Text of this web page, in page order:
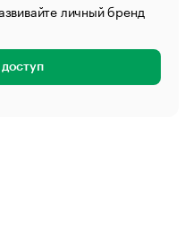
личный бренд
доступ